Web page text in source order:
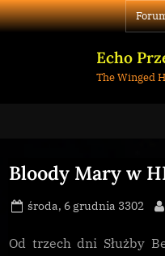
Skip
to
Echo
The Winged
Bloody Mary w
Posted
środa, 6 grudnia 3302
Od trzech dni Służby